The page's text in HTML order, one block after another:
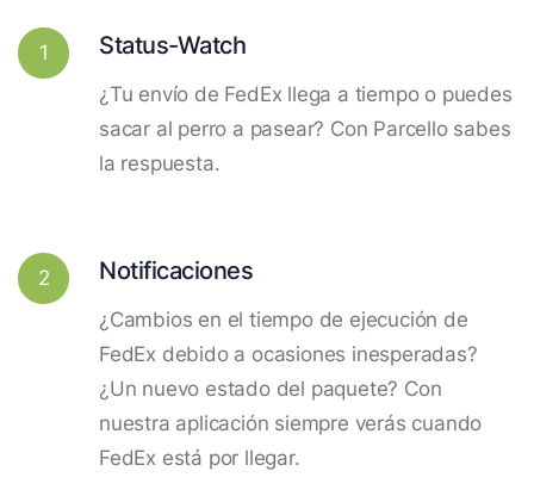
1 Status-Watch
¿Tu envío de FedEx llega a tiempo o puedes
sacar al perro a pasear? Con Parcello sabes
la respuesta.
2 Notificaciones
¿Cambios en el tiempo de ejecución de
FedEx debido a ocasiones inesperadas?
¿Un nuevo estado del paquete? Con
nuestra aplicación siempre verás cuando
FedEx está por llegar.